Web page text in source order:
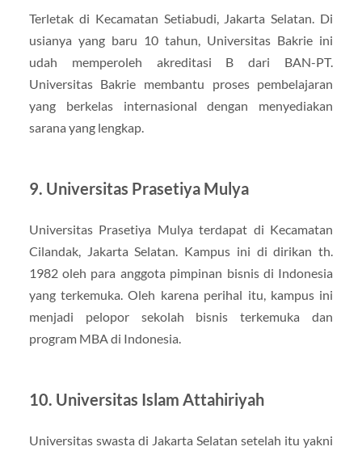
Terletak di Kecamatan Setiabudi, Jakarta Selatan. Di
usianya yang baru 10 tahun, Universitas Bakrie ini
udah memperoleh akreditasi B dari BAN-PT.
Universitas Bakrie membantu proses pembelajaran
yang berkelas internasional dengan menyediakan
sarana yang lengkap.
9. Universitas Prasetiya Mulya
Universitas Prasetiya Mulya terdapat di Kecamatan
Cilandak, Jakarta Selatan. Kampus ini di dirikan th.
1982 oleh para anggota pimpinan bisnis di Indonesia
yang terkemuka. Oleh karena perihal itu, kampus ini
menjadi pelopor sekolah bisnis terkemuka dan
program MBA di Indonesia.
10. Universitas Islam Attahiriyah
Universitas swasta di Jakarta Selatan setelah itu yakni